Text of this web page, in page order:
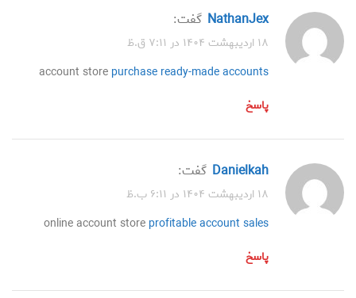
NathanJex گفت:
۱۸ اردیبهشت ۱۴۰۴ در ۷:۱۱ ق.ظ
account store purchase ready-made accounts
پاسخ
Danielkah گفت:
۱۸ اردیبهشت ۱۴۰۴ در ۶:۱۱ ب.ظ
online account store profitable account sales
پاسخ